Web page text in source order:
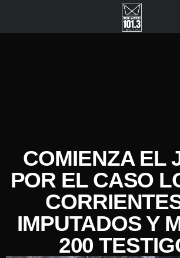
COMIENZA EL
POR EL CASO
IMPUTADOS Y
200